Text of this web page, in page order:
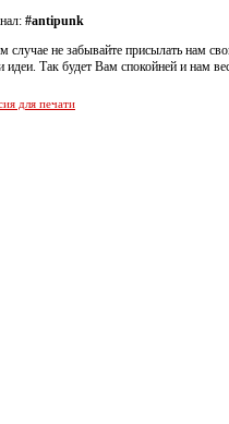
#antipunk
случае не забывайте присылать нам
идеи. Так будет Вам спокойней и нам
для печати